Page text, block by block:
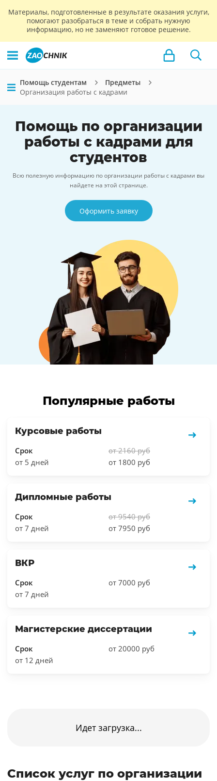
Материалы, подготовленные в результате оказания услуги,
помогают разобраться в теме и собрать нужную
информацию, но не заменяют готовое решение.
Помощь студентам
Предметы
Организация работы с кадрами
Помощь по организации
работы с кадрами для
студентов
Всю полезную информацию по организации работы с кадрами вы
найдете на этой странице.
Оформить заявку
Популярные работы
Курсовые работы
Срок
от 5 дней
от 2160 руб
от 1800 руб
Дипломные работы
Срок
от 7 дней
от 9540 руб
от 7950 руб
ВКР
Срок
от 7 дней
от 7000 руб
Магистерские диссертации
Срок
от 12 дней
от 20000 руб
Идет загрузка...
Список услуг по организации